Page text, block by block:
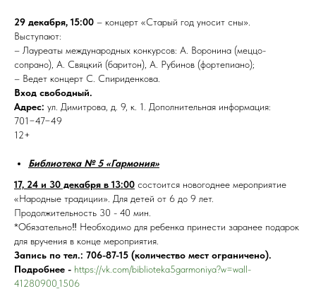
29 декабря, 15:00 – концерт «Старый год уносит сны».
Выступают:
– Лауреаты международных конкурсов: А. Воронина (меццо-
сопрано), А. Свяцкий (баритон), А. Рубинов (фортепиано);
– Ведет концерт С. Спириденкова.
Вход свободный.
Адрес: ул. Димитрова, д. 9, к. 1. Дополнительная информация:
701−47−49
12+
Библиотека № 5 «Гармония»
17, 24 и 30 декабря в 13:00 состоится новогоднее мероприятие
«Народные традиции». Для детей от 6 до 9 лет.
Продолжительность 30 - 40 мин.
*Обязательно‼ Необходимо для ребенка принести заранее подарок
для вручения в конце мероприятия.
Запись по тел.: 706-87-15 (количество мест ограничено).
Подробнее - https://vk.com/biblioteka5garmoniya?w=wall-
41280900_1506